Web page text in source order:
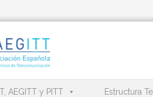
AEGITT y PITT Estructura